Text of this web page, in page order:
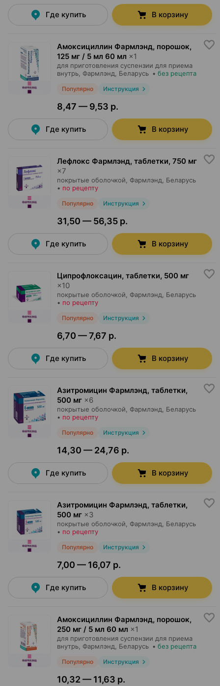
Где купить В корзину
Амоксициллин Фармлэнд, порошок,
125 мг / 5 мл 60 мл ×1
для приготовления суспензии для приема
внутрь, Фармлэнд , Беларусь • без рецепта
Популярно Инструкция
8,47 — 9,53 р.
Где купить В корзину
Лефлокс Фармлэнд, таблетки, 750 мг
×7
покрытые оболочкой, Фармлэнд , Беларусь
• по рецепту
Популярно Инструкция
31,50 — 56,35 р.
Где купить В корзину
Ципрофлоксацин, таблетки, 500 мг
×10
покрытые оболочкой, Фармлэнд , Беларусь
• по рецепту
Популярно Инструкция
6,70 — 7,67 р.
Где купить В корзину
Азитромицин Фармлэнд, таблетки,
500 мг ×6
покрытые оболочкой, Фармлэнд , Беларусь
• по рецепту
Популярно Инструкция
14,30 — 24,76 р.
Где купить В корзину
Азитромицин Фармлэнд, таблетки,
500 мг ×3
покрытые оболочкой, Фармлэнд , Беларусь
• по рецепту
Популярно Инструкция
7,00 — 16,07 р.
Где купить В корзину
Амоксициллин Фармлэнд, порошок,
250 мг / 5 мл 60 мл ×1
для приготовления суспензии для приема
внутрь, Фармлэнд , Беларусь • без рецепта
Популярно Инструкция
10,32 — 11,63 р.